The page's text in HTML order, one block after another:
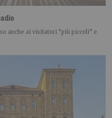
anche ai visitatori “più piccoli” e